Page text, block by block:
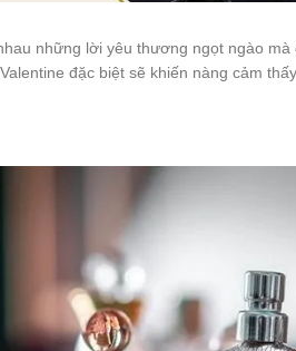
những lời yêu thương ngọt ngào
đặc biệt sẽ khiến nàng cảm